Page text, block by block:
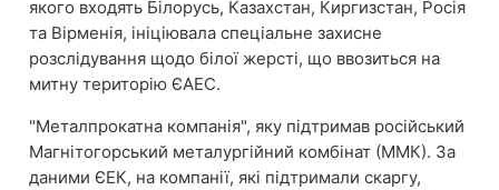
якого входять Білорусь, Казахстан, Киргизстан, Росія
та Вірменія, ініціювала спеціальне захисне
розслідування щодо білої жерсті, що ввозиться на
митну територію ЄАЕС.
"Металпрокатна компанія", яку підтримав російський
Магнітогорський металургійний комбінат (ММК). За
даними ЄЕК, на компанії, які підтримали скаргу,